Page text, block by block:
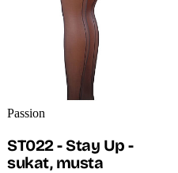
Passion
ST022 - Stay Up -
sukat, musta